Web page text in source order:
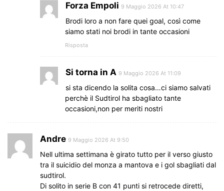
Forza Empoli 9 Maggio 2026 At 10:47
Brodi loro a non fare quei goal, così come
siamo stati noi brodi in tante occasioni
Risposta
Si torna in A 9 Maggio 2026 At 11:09
si sta dicendo la solita cosa…ci siamo salvati
perchè il Sudtirol ha sbagliato tante
occasioni,non per meriti nostri
Andre 9 Maggio 2026 At 9:50
Nell ultima settimana è girato tutto per il verso giusto
tra il suicidio del monza a mantova e i gol sbagliati dal
sudtirol.
Di solito in serie B con 41 punti si retrocede diretti,